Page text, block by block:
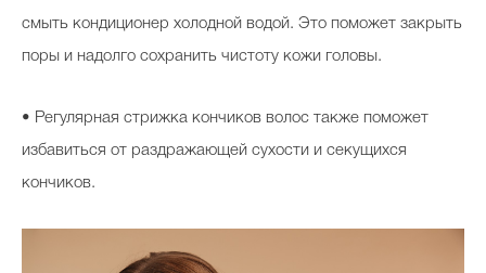
смыть кондиционер холодной водой. Это поможет закрыть
поры и надолго сохранить чистоту кожи головы.
• Регулярная стрижка кончиков волос также поможет
избавиться от раздражающей сухости и секущихся
кончиков.